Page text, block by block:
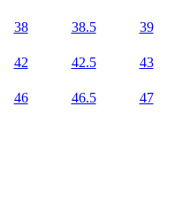
38 38.5 39
42 42.5 43
46 46.5 47